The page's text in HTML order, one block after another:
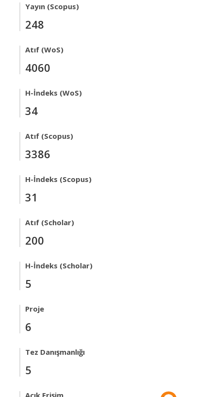
Yayın (Scopus)
248
Atıf (WoS)
4060
H-İndeks (WoS)
34
Atıf (Scopus)
3386
H-İndeks (Scopus)
31
Atıf (Scholar)
200
H-İndeks (Scholar)
5
Proje
6
Tez Danışmanlığı
5
Açık Erişim